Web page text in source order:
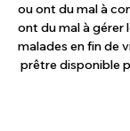
ou ont du mal à
ont du mal à gérer
malades en fin de
prêtre disponible